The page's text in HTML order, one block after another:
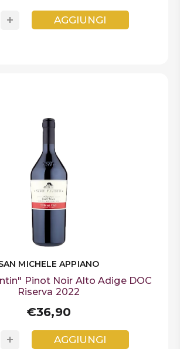
+ AGGIUNGI
MICHELE APPIANO
Pinot Noir Alto Adige DOC
Riserva 2022
€36,90
+ AGGIUNGI